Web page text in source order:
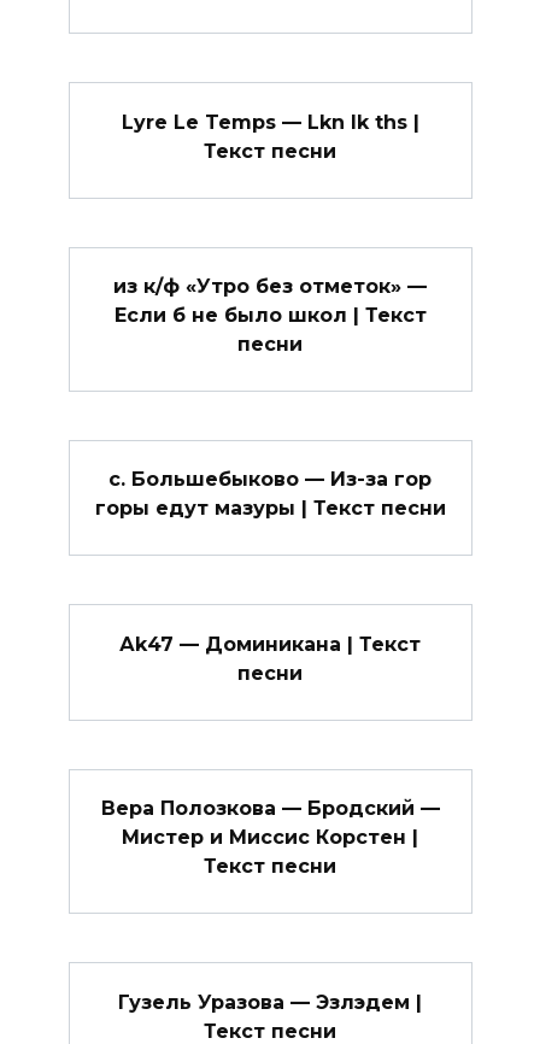
Lyre Le Temps — Lkn lk ths |
Текст песни
из к/ф «Утро без отметок» —
Если б не было школ | Текст
песни
с. Большебыково — Из-за гор
горы едут мазуры | Текст песни
Аk47 — Доминикана | Текст
песни
Вера Полозкова — Бродский —
Мистер и Миссис Корстен |
Текст песни
Гузель Уразова — Эзлэдем |
Текст песни